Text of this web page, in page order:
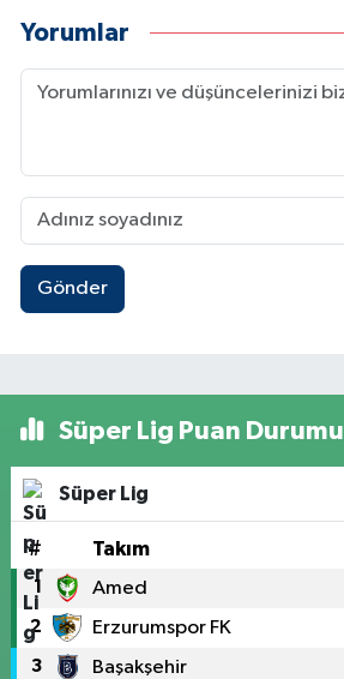
Yorumlar
Gönder
Süper Lig Puan Durumu
Süper Lig
# Takım
1 Amed
2 Erzurumspor FK
3 Başakşehir